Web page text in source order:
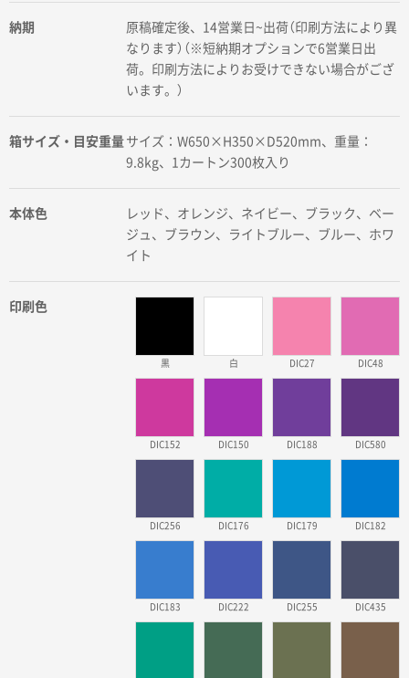
納期
原稿確定後、14営業日~出荷（印刷方法により異
なります）（※短納期オプションで6営業日出
荷。印刷方法によりお受けできない場合がござ
います。）
箱サイズ・目安重量 サイズ：W650×H350×D520mm、重量：
9.8kg、1カートン300枚入り
本体色
レッド、オレンジ、ネイビー、ブラック、ベー
ジュ、ブラウン、ライトブルー、ブルー、ホワ
イト
印刷色
黒 白 DIC27 DIC48
DIC152 DIC150 DIC188 DIC580
DIC256 DIC176 DIC179 DIC182
DIC183 DIC222 DIC255 DIC435